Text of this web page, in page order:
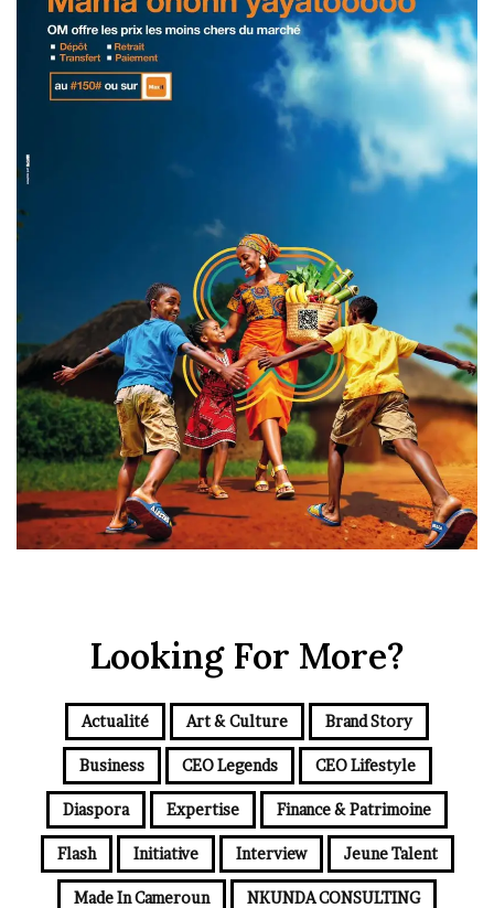
Looking For More?
Actualité Art & Culture Brand Story
Business CEO Legends CEO Lifestyle
Diaspora Expertise Finance & Patrimoine
Flash Initiative Interview Jeune Talent
Made In Cameroun NKUNDA CONSULTING